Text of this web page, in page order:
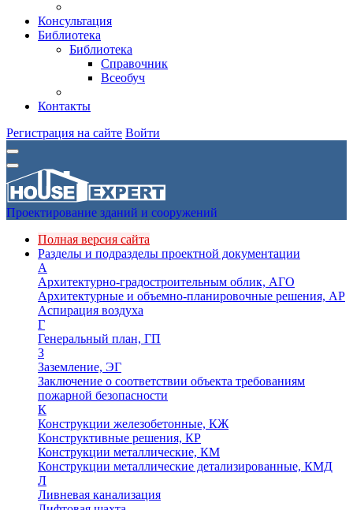
Консультация
Библиотека
Библиотека
Справочник
Всеобуч
Контакты
Регистрация на сайте Войти
Проектирование зданий и сооружений
Полная версия сайта
Разделы и подразделы проектной документации
А
Архитектурно-градостроительным облик, АГО
Архитектурные и объемно-планировочные решения, АР
Аспирация воздуха
Г
Генеральный план, ГП
З
Заземление, ЭГ
Заключение о соответствии объекта требованиям
пожарной безопасности
К
Конструкции железобетонные, КЖ
Конструктивные решения, КР
Конструкции металлические, КМ
Конструкции металлические детализированные, КМД
Л
Ливневая канализация